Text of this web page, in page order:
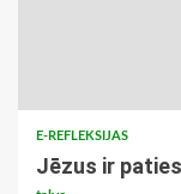
E-REFLEKSIJAS
Jēzus ir